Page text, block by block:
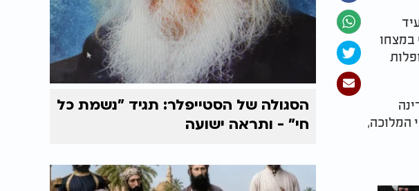
במצחו
המלוכה,
הסגולה של הסטייפלר: תגיד "נשמת כל
חי" - ותראה ישועה